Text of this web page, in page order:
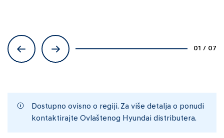
01 / 07
Dostupno ovisno o regiji. Za više detalja o ponudi
kontaktirajte Ovlaštenog Hyundai distributera.